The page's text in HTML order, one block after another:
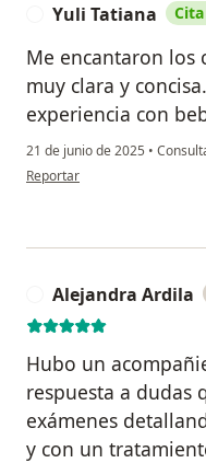
Yuli Tatiana
Me encantaron los
muy clara y
experiencia con
21 de junio de 2025 •
en opinión del usuario Yuli
Reportar
Alejandra Ardila
Hubo un
respuesta a dudas
exámenes
y con un